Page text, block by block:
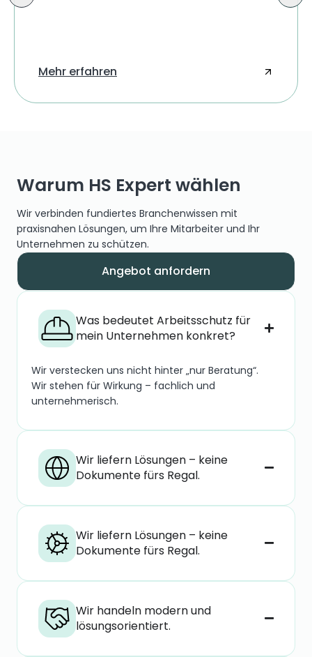
Mehr erfahren
Warum HS Expert wählen
Wir verbinden fundiertes Branchenwissen mit
praxisnahen Lösungen, um Ihre Mitarbeiter und Ihr
Unternehmen zu schützen.
Angebot anfordern
Was bedeutet Arbeitsschutz für
mein Unternehmen konkret?
Wir verstecken uns nicht hinter „nur Beratung“.
Wir stehen für Wirkung – fachlich und
unternehmerisch.
Wir liefern Lösungen – keine
Dokumente fürs Regal.
Wir liefern Lösungen – keine
Dokumente fürs Regal.
Wir handeln modern und
lösungsorientiert.